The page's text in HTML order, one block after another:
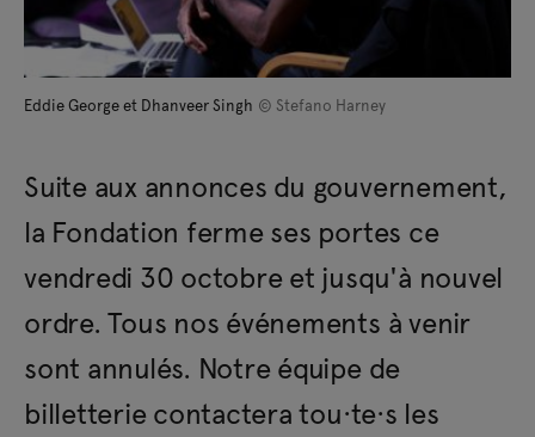
Eddie George et Dhanveer Singh © Stefano Harney
Suite aux annonces du gouvernement,
la Fondation ferme ses portes ce
vendredi 30 octobre et jusqu'à nouvel
ordre. Tous nos événements à venir
sont annulés. Notre équipe de
billetterie contactera tou·te·s les